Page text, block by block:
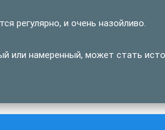
регулярно, и очень назойливо.
или намеренный, может стать